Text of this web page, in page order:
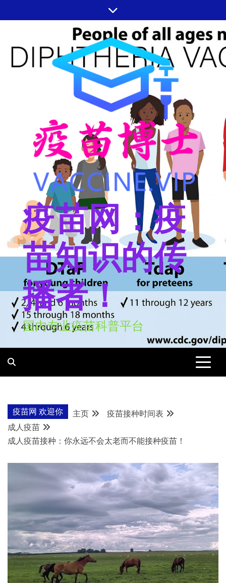
至
疫苗网：疫
苗知识的传
播者！
国内专业疫苗科普平台
疫苗网 欢迎你 主页
疫苗接种时间表
成人疫苗
成人疫苗接种：你永远不会太老而不能接种疫苗！